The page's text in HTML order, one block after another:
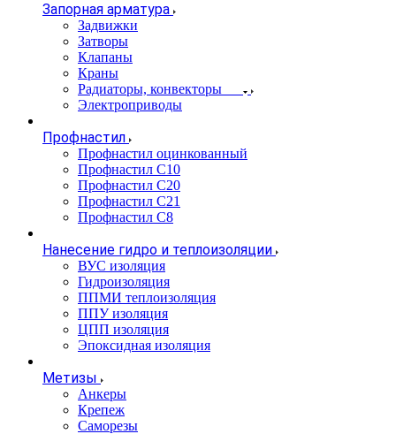
Запорная арматура
Задвижки
Затворы
Клапаны
Краны
Радиаторы, конвекторы
Электроприводы
Профнастил
Профнастил оцинкованный
Профнастил С10
Профнастил С20
Профнастил С21
Профнастил С8
Нанесение гидро и теплоизоляции
ВУС изоляция
Гидроизоляция
ППМИ теплоизоляция
ППУ изоляция
ЦПП изоляция
Эпоксидная изоляция
Метизы
Анкеры
Крепеж
Саморезы